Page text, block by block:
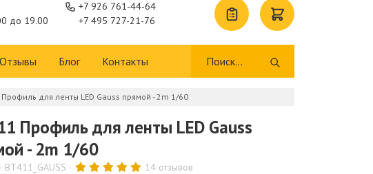
до 19.00
+7 926 761-44-64
+7 495 727-21-76
Отзывы Блог Контакты
Профиль для ленты LED Gauss прямой - 2m 1/60
Профиль для ленты LED Gauss
- 2m 1/60
BT411_GAUSS 14 отзывов